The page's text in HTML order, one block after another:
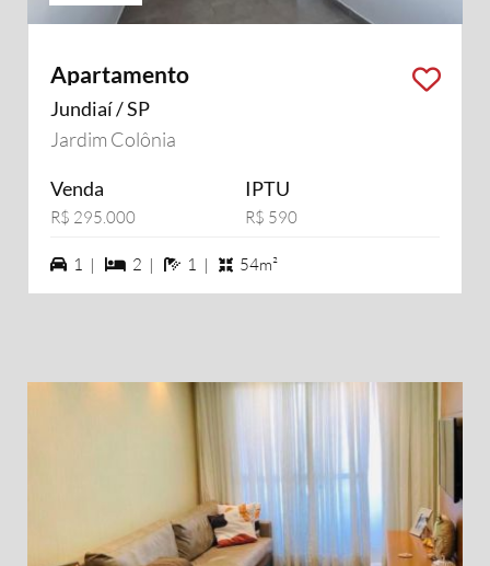
Apartamento
Jundiaí / SP
Jardim Colônia
Venda
R$ 295.000
IPTU
R$ 590
1 vagas na garagem
1 | 2 dormiórios
2 | 1 banheiros
1 | 54m²